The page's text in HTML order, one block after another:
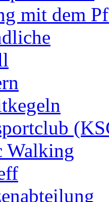
mit dem
Walking